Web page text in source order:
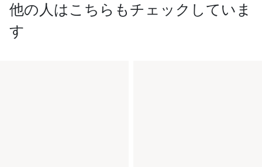
他の人はこちらもチェックしていま
す